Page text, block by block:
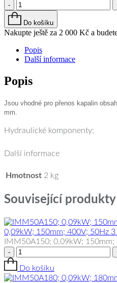
-
Do košíku
Nakupte ještě za 2 000 Kč a
Popis
Další informace
Popis
Jsou vhodné pro přenos kapalin
mm.
Hydraulické komponenty:
Další informace
Hmotnost 2 kg
Související produkty
0,09kW; 150mm; 400V; 50Hz
IMM50A150; 0,09kW;
-
Do košíku